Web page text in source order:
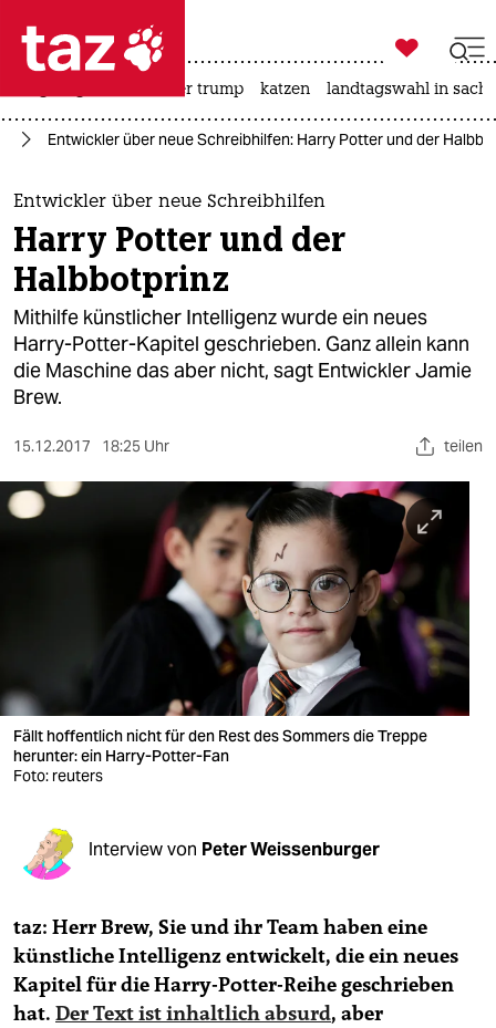
 taz zahl ich
taz zahl ich
themen
politik
öko
gesellschaft
kultur
sport
berlin
verlag
veranstaltungen
shop
unterstützen
genossenschaft
epaper login

taz zahl ich
usa unter trump katzen landtagswahl in
Entwickler über neue Schreibhilfen: Harry Potter und der
Entwickler über neue Schreibhilfen
Harry Potter und der
Halbbotprinz
Mithilfe künstlicher Intelligenz wurde ein neues
Harry-Potter-Kapitel geschrieben. Ganz allein kann
die Maschine das aber nicht, sagt Entwickler Jamie
Brew.
15.12.2017 18:25 Uhr teilen
Fällt hoffentlich nicht für den Rest des Sommers die Treppe
herunter: ein Harry-Potter-Fan
Foto: reuters
Interview von Peter Weissenburger
taz: Herr Brew, Sie und ihr Team haben eine
künstliche Intelligenz entwickelt, die ein neues
Kapitel für die Harry-Potter-Reihe geschrieben
hat. Der Text ist inhaltlich absurd, aber